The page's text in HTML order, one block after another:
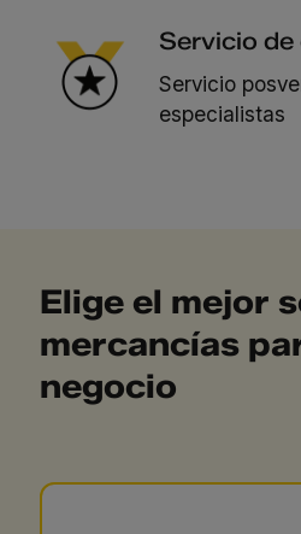
Servicio de
Servicio
especialistas
Elige el mejor
mercancías
negocio